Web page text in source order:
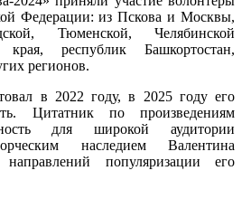
Федерации: из Пскова и Москвы,
Тюменской, Челябинской
края, республик Башкортостан,
регионов.
в 2022 году, в 2025 году его
Цитатник по произведениям
для широкой аудитории
наследием Валентина
популяризации его